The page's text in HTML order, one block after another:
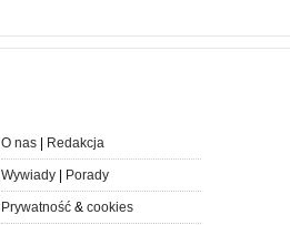
O nas| Redakcja
Wywiady| Porady
Prywatność& cookies